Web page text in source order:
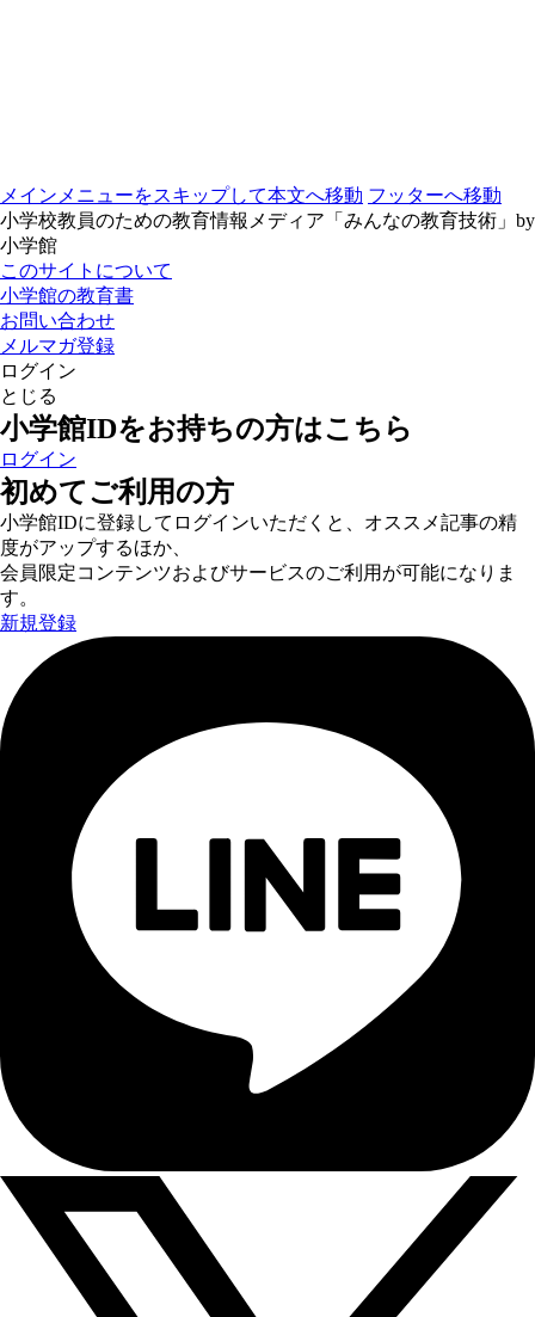
メインメニューをスキップして本文へ移動 フッターへ移動
小学校教員のための教育情報メディア「みんなの教育技術」by
小学館
このサイトについて
小学館の教育書
お問い合わせ
メルマガ登録
ログイン
とじる
小学館IDをお持ちの方はこちら
ログイン
初めてご利用の方
小学館IDに登録してログインいただくと、オススメ記事の精
度がアップするほか、
会員限定コンテンツおよびサービスのご利用が可能になりま
す。
新規登録